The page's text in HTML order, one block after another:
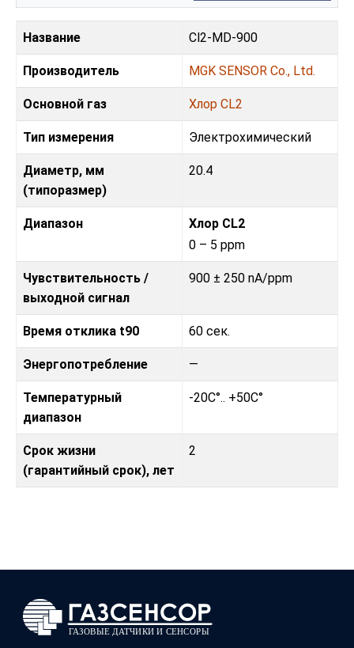
Название Cl2-MD-900
Производитель MGK SENSOR Co., Ltd.
Основной газ Хлор CL2
Тип измерения Электрохимический
Диаметр, мм
(типоразмер)
20.4
Диапазон
Хлор CL2
0 – 5 ppm
Чувствительность /
выходной сигнал
900 ± 250 nA/ppm
Время отклика t90 60 сек.
Энергопотребление —
Температурный
диапазон
-20C°.. +50C°
Срок жизни
(гарантийный срок), лет
2